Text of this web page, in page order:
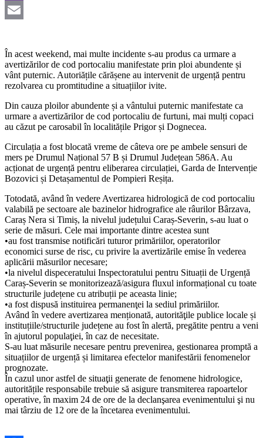
Viber
În acest weekend, mai multe incidente s-au produs ca urmare a
avertizărilor de cod portocaliu manifestate prin ploi abundente și
vânt puternic. Autoriățile cărășene au intervenit de urgență pentru
rezolvarea cu promtitudine a situațiilor ivite.
Din cauza ploilor abundente și a vântului puternic manifestate ca
urmare a avertizărilor de cod portocaliu de furtuni, mai mulți copaci
au căzut pe carosabil în localitățile Prigor și Dognecea.
Circulația a fost blocată vreme de câteva ore pe ambele sensuri de
mers pe Drumul Național 57 B și Drumul Județean 586A. Au
acționat de urgență pentru eliberarea circulației, Garda de Intervenție
Bozovici și Detașamentul de Pompieri Reșița.
Totodată, având în vedere Avertizarea hidrologică de cod portocaliu
valabilă pe sectoare ale bazinelor hidrografice ale râurilor Bârzava,
Caraș Nera si Timiș, la nivelul județului Caraș-Severin, s-au luat o
serie de măsuri. Cele mai importante dintre acestea sunt
•au fost transmise notificări tuturor primăriilor, operatorilor
economici surse de risc, cu privire la avertizările emise în vederea
aplicării măsurilor necesare;
•la nivelul dispeceratului Inspectoratului pentru Situații de Urgență
Caraș-Severin se monitorizează/asigura fluxul informațional cu toate
structurile județene cu atribuții pe aceasta linie;
•a fost dispusă instituirea permanenţei la sediul primăriilor.
Având în vedere avertizarea menționată, autorităţile publice locale și
instituțiile/structurile județene au fost în alertă, pregătite pentru a veni
în ajutorul populaţiei, în caz de necesitate.
S-au luat măsurile necesare pentru prevenirea, gestionarea promptă a
situațiilor de urgență și limitarea efectelor manifestării fenomenelor
prognozate.
În cazul unor astfel de situaţii generate de fenomene hidrologice,
autoritățile responsabile trebuie să asigure transmiterea rapoartelor
operative, în maxim 24 de ore de la declanşarea evenimentului şi nu
mai târziu de 12 ore de la încetarea evenimentului.